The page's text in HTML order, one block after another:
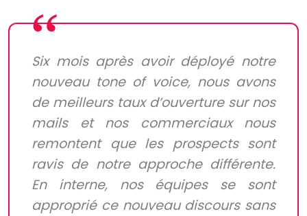
Six mois après avoir déployé notre
nouveau tone of voice, nous avons
de meilleurs taux d’ouverture sur nos
mails et nos commerciaux nous
remontent que les prospects sont
ravis de notre approche différente.
En interne, nos équipes se sont
approprié ce nouveau discours sans